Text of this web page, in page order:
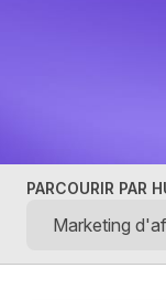
PARCOURIR PAR